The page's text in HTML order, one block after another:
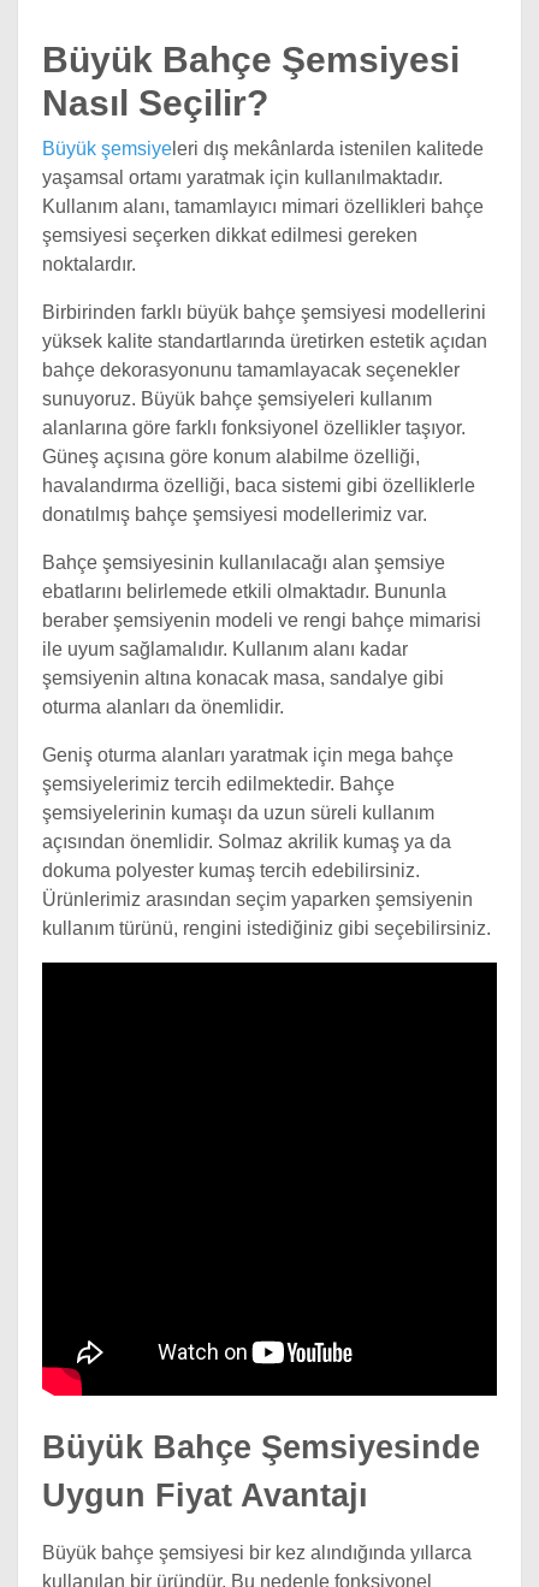
Büyük Bahçe Şemsiyesi
Nasıl Seçilir?
Büyük şemsiye leri dış mekânlarda istenilen kalitede
yaşamsal ortamı yaratmak için kullanılmaktadır.
Kullanım alanı, tamamlayıcı mimari özellikleri bahçe
şemsiyesi seçerken dikkat edilmesi gereken
noktalardır.
Birbirinden farklı büyük bahçe şemsiyesi modellerini
yüksek kalite standartlarında üretirken estetik açıdan
bahçe dekorasyonunu tamamlayacak seçenekler
sunuyoruz. Büyük bahçe şemsiyeleri kullanım
alanlarına göre farklı fonksiyonel özellikler taşıyor.
Güneş açısına göre konum alabilme özelliği,
havalandırma özelliği, baca sistemi gibi özelliklerle
donatılmış bahçe şemsiyesi modellerimiz var.
Bahçe şemsiyesinin kullanılacağı alan şemsiye
ebatlarını belirlemede etkili olmaktadır. Bununla
beraber şemsiyenin modeli ve rengi bahçe mimarisi
ile uyum sağlamalıdır. Kullanım alanı kadar
şemsiyenin altına konacak masa, sandalye gibi
oturma alanları da önemlidir.
Geniş oturma alanları yaratmak için mega bahçe
şemsiyelerimiz tercih edilmektedir. Bahçe
şemsiyelerinin kumaşı da uzun süreli kullanım
açısından önemlidir. Solmaz akrilik kumaş ya da
dokuma polyester kumaş tercih edebilirsiniz.
Ürünlerimiz arasından seçim yaparken şemsiyenin
kullanım türünü, rengini istediğiniz gibi seçebilirsiniz.
Büyük Bahçe Şemsiyesinde
Uygun Fiyat Avantajı
Büyük bahçe şemsiyesi bir kez alındığında yıllarca
kullanılan bir üründür. Bu nedenle fonksiyonel